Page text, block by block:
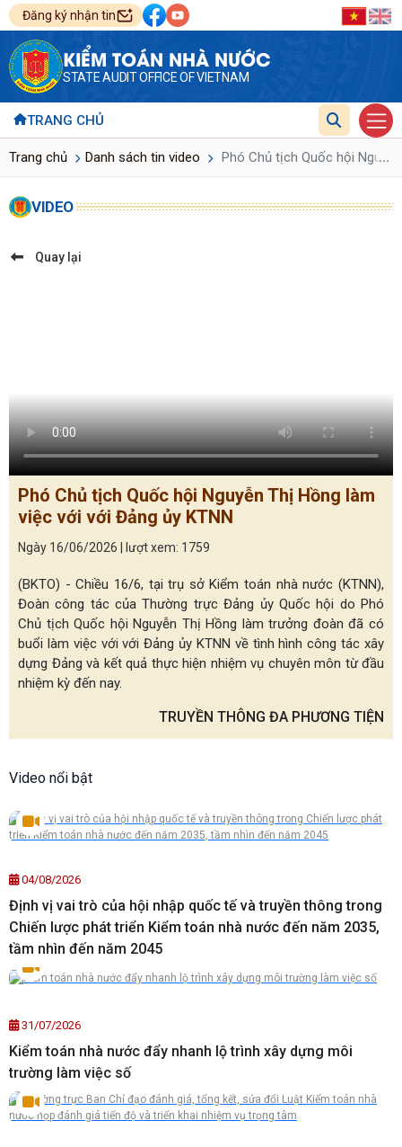
Đăng ký nhận tin
KIỂM TOÁN NHÀ NƯỚC
STATE AUDIT OFFICE OF VIETNAM
TRANG CHỦ
Trang chủ Danh sách tin video Phó Chủ tịch Quốc hội ...
VIDEO
Quay lại
Phó Chủ tịch Quốc hội Nguyễn Thị Hồng làm
việc với với Đảng ủy KTNN
Ngày 16/06/2026 | lượt xem: 1759
(BKTO) - Chiều 16/6, tại trụ sở Kiểm toán nhà nước (KTNN),
Đoàn công tác của Thường trực Đảng ủy Quốc hội do Phó
Chủ tịch Quốc hội Nguyễn Thị Hồng làm trưởng đoàn đã có
buổi làm việc với với Đảng ủy KTNN về tình hình công tác xây
dựng Đảng và kết quả thực hiện nhiệm vụ chuyên môn từ đầu
nhiệm kỳ đến nay.
TRUYỀN THÔNG ĐA PHƯƠNG TIỆN
Video nổi bật
04/08/2026
Định vị vai trò của hội nhập quốc tế và truyền thông trong
Chiến lược phát triển Kiểm toán nhà nước đến năm 2035,
tầm nhìn đến năm 2045
31/07/2026
Kiểm toán nhà nước đẩy nhanh lộ trình xây dựng môi
trường làm việc số